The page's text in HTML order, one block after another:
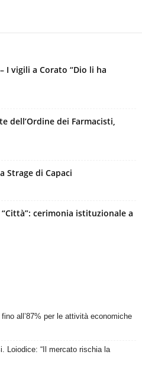
I vigili a Corato “Dio li ha
dell’Ordine dei Farmacisti,
Strage di Capaci
cerimonia istituzionale a
all’87% per le attività economiche
Loiodice: “Il mercato rischia la